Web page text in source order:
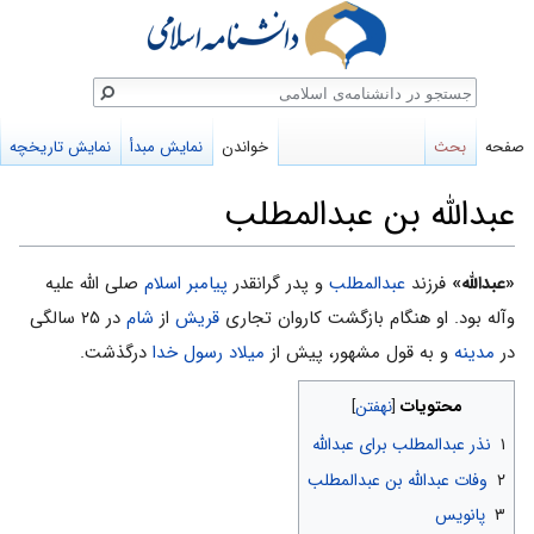
عبدالله بن عبدالمطلب
پرش
به
ناوبری
پرش
به
جستجو
«عبدالله» فرزند عبدالمطلب و پدر گرانقدر پیامبر اسلام صلی الله علیه
وآله بود. او هنگام بازگشت کاروان تجاری قریش از شام
در ۲۵ سالگى
در مدينه و به قول مشهور، پيش از ميلاد رسول خدا درگذشت.
محتویات
۱ نذر عبدالمطلب برای عبدالله
۲ وفات عبدالله بن عبدالمطلب
۳ پانویس
صفحه بحث خواندن نمایش مبدأ نمایش تاریخچه
جستجو